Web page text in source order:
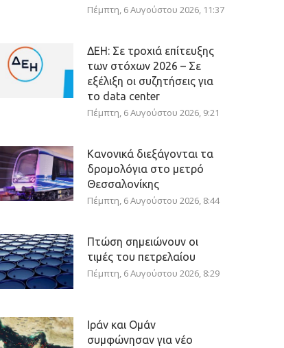
Πέμπτη, 6 Αυγούστου 2026, 11:37
ΔΕΗ: Σε τροχιά επίτευξης
των στόχων 2026 – Σε
εξέλιξη οι συζητήσεις για
το data center
Πέμπτη, 6 Αυγούστου 2026, 9:21
Κανονικά διεξάγονται τα
δρομολόγια στο μετρό
Θεσσαλονίκης
Πέμπτη, 6 Αυγούστου 2026, 8:44
Πτώση σημειώνουν οι
τιμές του πετρελαίου
Πέμπτη, 6 Αυγούστου 2026, 8:29
Ιράν και Ομάν
συμφώνησαν για νέο